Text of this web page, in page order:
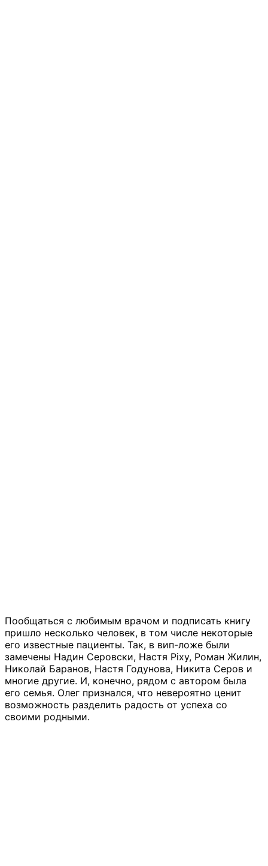
Пообщаться с любимым врачом и подписать книгу
пришло несколько человек, в том числе некоторые
его известные пациенты. Так, в вип-ложе были
замечены Надин Серовски, Настя Pixy, Роман Жилин,
Николай Баранов, Настя Годунова, Никита Серов и
многие другие. И, конечно, рядом с автором была
его семья. Олег признался, что невероятно ценит
возможность разделить радость от успеха со
своими родными.